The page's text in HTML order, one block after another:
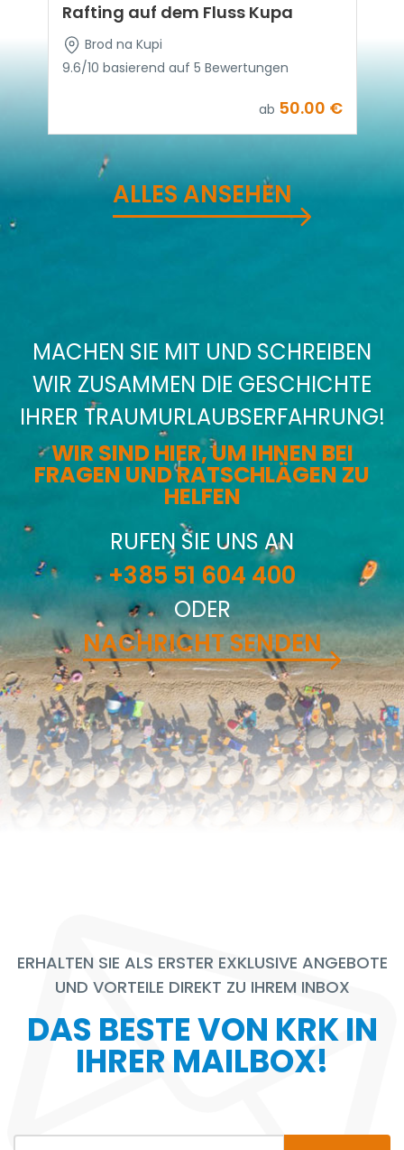
Rafting auf dem Fluss Kupa
Brod na Kupi
9.6/10 basierend auf 5 Bewertungen
ab 50.00 €
ALLES ANSEHEN
MACHEN SIE MIT UND SCHREIBEN
WIR ZUSAMMEN DIE GESCHICHTE
IHRER TRAUMURLAUBSERFAHRUNG!
WIR SIND HIER, UM IHNEN BEI
FRAGEN UND RATSCHLÄGEN ZU
HELFEN
RUFEN SIE UNS AN
+385 51 604 400
ODER
NACHRICHT SENDEN
ERHALTEN SIE ALS ERSTER EXKLUSIVE ANGEBOTE
UND VORTEILE DIREKT ZU IHREM INBOX
DAS BESTE VON KRK IN
IHRER MAILBOX!